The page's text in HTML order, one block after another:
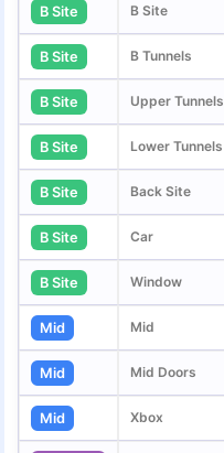
B Site B Site
B Site B Tunnels
B Site Upper Tunnels
B Site Lower Tunnels
B Site Back Site
B Site Car
B Site Window
Mid Mid
Mid Mid Doors
Mid Xbox